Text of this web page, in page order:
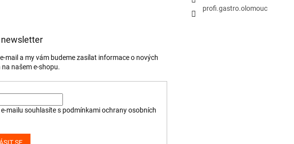
profi.gastro.olomouc
mail a my vám budeme zasílat informace o nových
našem e-shopu.
mailu souhlasíte s podmínkami ochrany osobních